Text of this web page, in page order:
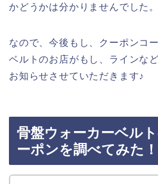
かどうかは分かりませんでした。
なので、今後もし、クーポンコ
ベルトのお店がもし、ラインな
お知らせさせていただきます♪
骨盤ウォーカーベル
ーポンを調べてみた！